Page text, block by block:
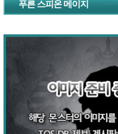
푸른 스피온 메이지